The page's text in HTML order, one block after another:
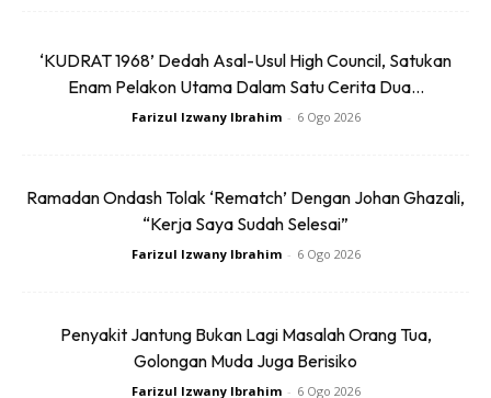
Menerusi episod ini juga Pekin turut berkongsi tentang
spesifikasinya dan mencertiakan pengalamannya
‘KUDRAT 1968’ Dedah Asal-Usul High Council, Satukan
Enam Pelakon Utama Dalam Satu Cerita Dua...
Farizul Izwany Ibrahim - 6 Ogo 2026
Ramadan Ondash Tolak ‘Rematch’ Dengan Johan Ghazali,
“Kerja Saya Sudah Selesai”
Farizul Izwany Ibrahim - 6 Ogo 2026
Penyakit Jantung Bukan Lagi Masalah Orang Tua,
Golongan Muda Juga Berisiko
Farizul Izwany Ibrahim - 6 Ogo 2026